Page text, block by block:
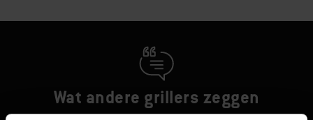
Wat andere grillers zeggen